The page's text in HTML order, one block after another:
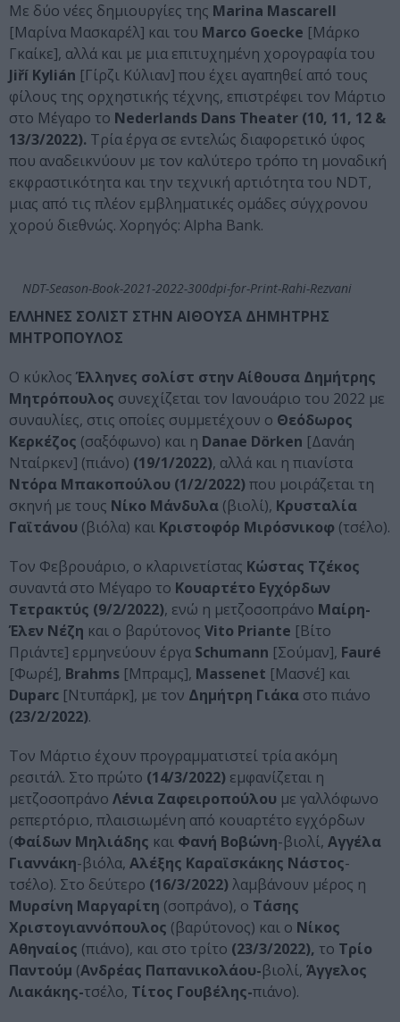
Mε δύο νέες δημιουργίες της Marina Mascarell
[Μαρίνα Μασκαρέλ] και του Marco Goecke [Μάρκο
Γκαίκε], αλλά και με μια επιτυχημένη χορογραφία του
Jiří Kylián [Γίρζι Κύλιαν] που έχει αγαπηθεί από τους
φίλους της ορχηστικής τέχνης, επιστρέφει τον Μάρτιο
στο Μέγαρο το Nederlands Dans Theater (10, 11, 12 &
13/3/2022). Τρία έργα σε εντελώς διαφορετικό ύφος
που αναδεικνύουν με τον καλύτερο τρόπο τη μοναδική
εκφραστικότητα και την τεχνική αρτιότητα του NDT,
μιας από τις πλέον εμβληματικές ομάδες σύγχρονου
χορού διεθνώς. Χορηγός: Alpha Bank.
NDT-Season-Book-2021-2022-300dpi-for-Print-Rahi-Rezvani
ΕΛΛΗΝΕΣ ΣΟΛΙΣΤ ΣΤΗΝ ΑΙΘΟΥΣΑ ΔΗΜΗΤΡΗΣ
ΜΗΤΡΟΠΟΥΛΟΣ
Ο κύκλος Έλληνες σολίστ στην Αίθουσα Δημήτρης
Μητρόπουλος συνεχίζεται τον Ιανουάριο του 2022 με
συναυλίες, στις οποίες συμμετέχουν ο Θεόδωρος
Κερκέζος (σαξόφωνο) και η Danae Dörken [Δανάη
Νταίρκεν] (πιάνο) (19/1/2022), αλλά και η πιανίστα
Ντόρα Μπακοπούλου (1/2/2022) που μοιράζεται τη
σκηνή με τους Νίκο Μάνδυλα (βιολί), Κρυσταλία
Γαϊτάνου (βιόλα) και Κριστοφόρ Μιρόσνικοφ (τσέλο).
Τον Φεβρουάριο, ο κλαρινετίστας Κώστας Τζέκος
συναντά στο Μέγαρο το Κουαρτέτο Εγχόρδων
Τετρακτύς (9/2/2022), ενώ η μετζοσοπράνο Μαίρη-
Έλεν Νέζη και ο βαρύτονος Vito Priante [Βίτο
Πριάντε] ερμηνεύουν έργα Schumann [Σούμαν], Fauré
[Φωρέ], Brahms [Μπραμς], Massenet [Μασνέ] και
Duparc [Ντυπάρκ], με τον Δημήτρη Γιάκα στο πιάνο
(23/2/2022).
Τον Μάρτιο έχουν προγραμματιστεί τρία ακόμη
ρεσιτάλ. Στο πρώτο (14/3/2022) εμφανίζεται η
μετζοσοπράνο Λένια Ζαφειροπούλου με γαλλόφωνο
ρεπερτόριο, πλαισιωμένη από κουαρτέτο εγχόρδων
(Φαίδων Μηλιάδης και Φανή Βοβώνη-βιολί, Αγγέλα
Γιαννάκη-βιόλα, Αλέξης Καραϊσκάκης Νάστος-
τσέλο). Στο δεύτερο (16/3/2022) λαμβάνουν μέρος η
Μυρσίνη Μαργαρίτη (σοπράνο), ο Τάσης
Χριστογιαννόπουλος (βαρύτονος) και ο Νίκος
Αθηναίος (πιάνο), και στο τρίτο (23/3/2022), το Τρίο
Παντούμ (Ανδρέας Παπανικολάου-βιολί, Άγγελος
Λιακάκης-τσέλο, Τίτος Γουβέλης-πιάνο).